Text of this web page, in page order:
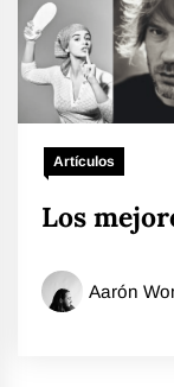
Artículos
Los
Aarón